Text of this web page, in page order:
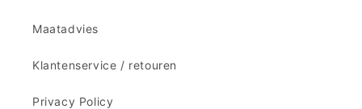
Maatadvies
Klantenservice / retouren
Privacy Policy